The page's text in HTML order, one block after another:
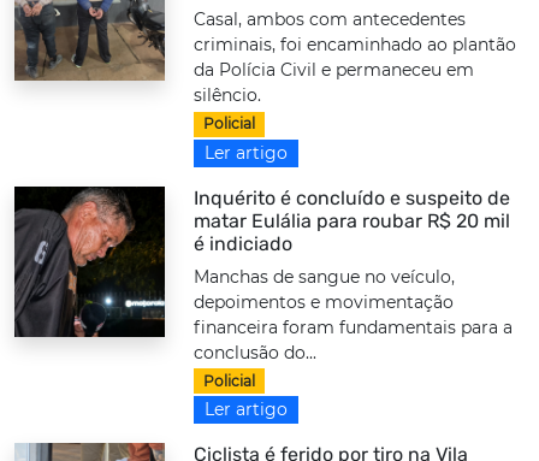
Casal, ambos com antecedentes
criminais, foi encaminhado ao plantão
da Polícia Civil e permaneceu em
silêncio.
Policial
Ler artigo
Inquérito é concluído e suspeito de
matar Eulália para roubar R$ 20 mil
é indiciado
Manchas de sangue no veículo,
depoimentos e movimentação
financeira foram fundamentais para a
conclusão do...
Policial
Ler artigo
Ciclista é ferido por tiro na Vila